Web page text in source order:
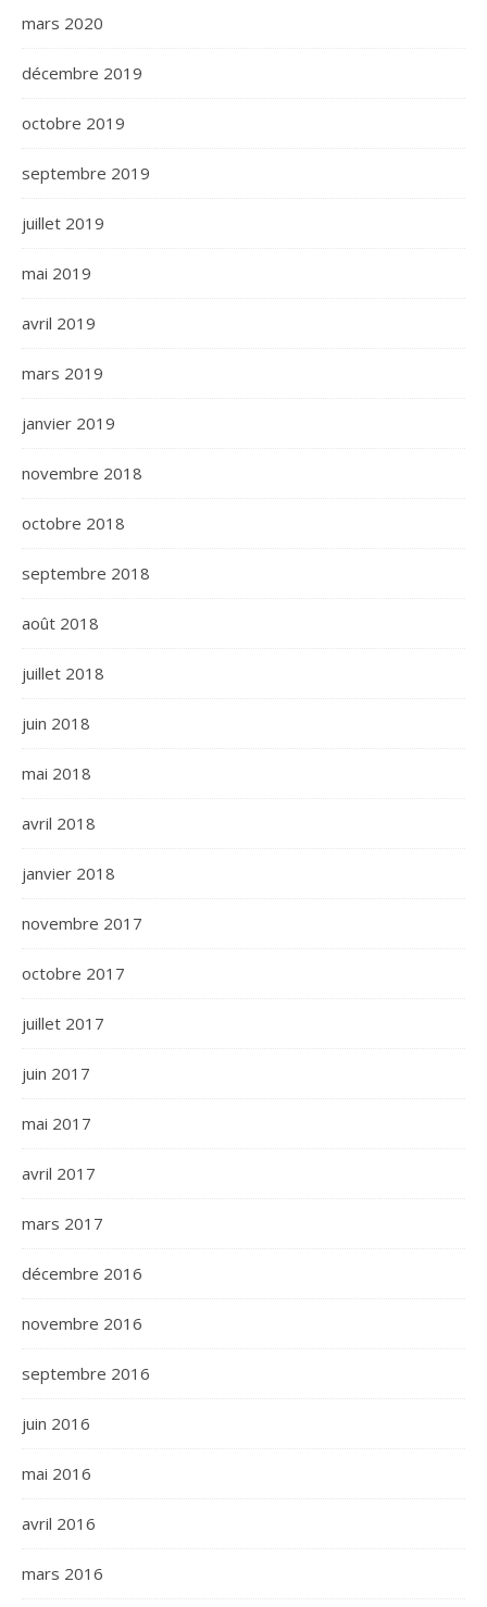
mars 2020
décembre 2019
octobre 2019
septembre 2019
juillet 2019
mai 2019
avril 2019
mars 2019
janvier 2019
novembre 2018
octobre 2018
septembre 2018
août 2018
juillet 2018
juin 2018
mai 2018
avril 2018
janvier 2018
novembre 2017
octobre 2017
juillet 2017
juin 2017
mai 2017
avril 2017
mars 2017
décembre 2016
novembre 2016
septembre 2016
juin 2016
mai 2016
avril 2016
mars 2016